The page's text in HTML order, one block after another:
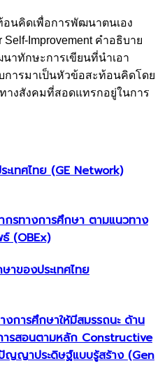
อนคิดเพื่อการพัฒนาตนเอง
Self-Improvement คำอธิบาย
าทักษะการเขียนที่นำเอา
ารมาเป็นหัวข้อสะท้อนคิดโดย
งสังคมที่สอดแทรกอยู่ในการ
ะเทศไทย (GE Network)​
รทางการศึกษา ตามแนวทาง
(OBEx)
าของประเทศไทย
การศึกษาให้มีสมรรถนะ ด้าน
ารสอนตามหลัก Constructive
ญญาประดิษฐ์แบบรู้สร้าง (Gen